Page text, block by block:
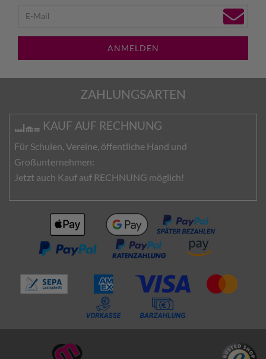
ANMELDEN
ZAHLUNGSARTEN
KAUF AUF RECHNUNG
Für Schulen, Vereine, öffentliche Hand und
Großunternehmen:
Jetzt auch Kauf auf RECHNUNG möglich!